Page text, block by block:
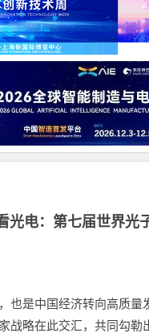
光电：第七届世界光
也是中国经济转向高质量
略在此交汇，共同勾勒